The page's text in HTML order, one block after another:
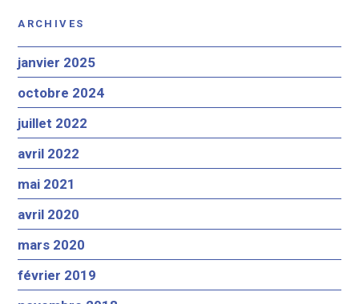
ARCHIVES
janvier 2025
octobre 2024
juillet 2022
avril 2022
mai 2021
avril 2020
mars 2020
février 2019